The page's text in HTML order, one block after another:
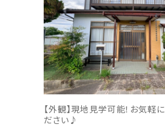
【外観】現地見学可能！お気軽
ださい♪